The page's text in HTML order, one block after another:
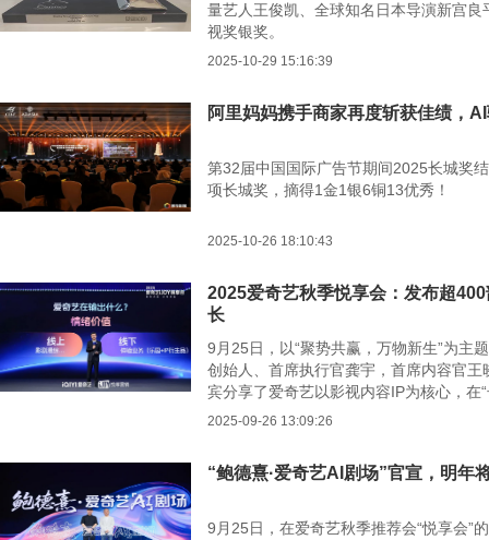
量艺人王俊凯、全球知名日本导演新宫
视奖银奖。
2025-10-29 15:16:39
阿里妈妈携手商家再度斩获佳绩，
第32届中国国际广告节期间2025长城奖
项长城奖，摘得1金1银6铜13优秀！
2025-10-26 18:10:43
2025爱奇艺秋季悦享会：发布超
长
9月25日，以“聚势共赢，万物新生”为主
创始人、首席执行官龚宇，首席内容官
宾分享了爱奇艺以影视内容IP为核心，在
局与实践。会上还重磅发布了400多部
2025-09-26 13:09:26
“鲍德熹·爱奇艺AI剧场”官宣，明年
9月25日，在爱奇艺秋季推荐会“悦享会”